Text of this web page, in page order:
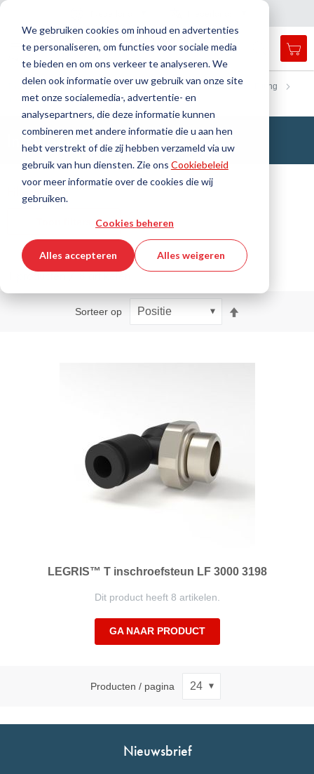
We gebruiken cookies om inhoud en advertenties
te personaliseren, om functies voor sociale media
te bieden en om ons verkeer te analyseren. We
delen ook informatie over uw gebruik van onze site
met onze socialemedia-, advertentie- en
analysepartners, die deze informatie kunnen
combineren met andere informatie die u aan hen
hebt verstrekt of die zij hebben verzameld via uw
gebruik van hun diensten. Zie ons Cookiebeleid
voor meer informatie over de cookies die wij
gebruiken.
Cookies beheren
Alles accepteren Alles weigeren
search
Zoek
Thuis Industriële slangen Automation/Pneumatics
Fitting
Inschroefkoppelingen
T-vorm
Inschroefkoppelingen, T-vorm
Filteren
1 producten / 8 artikelen
Sorteer op
sorteren
LEGRIS™ T inschroefsteun LF 3000 3198
Dit product heeft 8 artikelen.
GA NAAR PRODUCT
Producten / pagina
Nieuwsbrief